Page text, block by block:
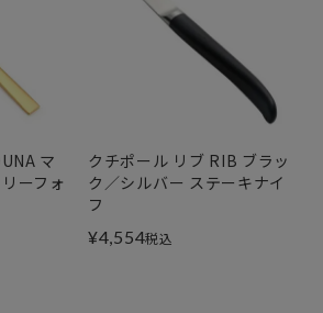
マ
ーフォ
クチポール リブ RIB ブラッ
ク／シルバー ステーキナイ
フ
¥4,554税込